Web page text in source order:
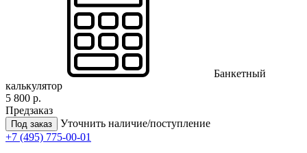
Банкетный
калькулятор
5 800 р.
Предзаказ
Под заказ
Уточнить наличие/поступление
+7 (495) 775-00-01